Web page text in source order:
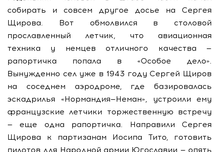
собирать и совсем другое досье на Сергея
Щирова. Вот обмолвился в столовой
прославленный летчик, что авиационная
техника у немцев отличного качества —
рапортичка попала в «Особое дело».
Вынужденно сел уже в 1943 году Сергей Щиров
на соседнем аэродроме, где базировалась
эскадрилья «Нормандия—Неман», устроили ему
французские летчики торжественную встречу
— еще одна рапортичка. Направили Сергея
Щирова к партизанам Иосипа Тито, готовить
пилотов для Народной армии Югославии — опять